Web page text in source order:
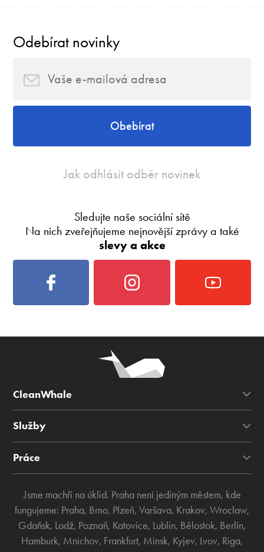
Odebírat novinky
Obebírat
Jak odhlásit odběr novinek
Sledujte naše sociální sítě
Na nich zveřejňujeme nejnovější zprávy a také
slevy a akce
CleanWhale
Služby
Práce
Jsme machři na úklid. Praha není jediným městem, kde
fungujeme: Praha, Brno, Plzeň, Varšava, Krakov, Wroclaw,
Gdaňsk, Lodž, Poznaň, Katovice, Lublin, Bělostok, Berlín,
Hamburk, Mnichov, Frankfurt, Minsk, Kyjev, Lvov, Riga,